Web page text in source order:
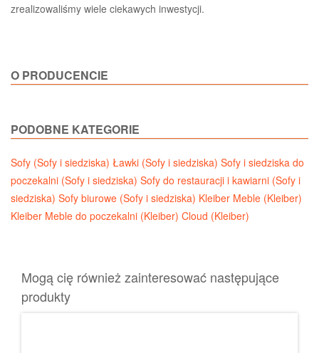
zrealizowaliśmy wiele ciekawych inwestycji.
O PRODUCENCIE
PODOBNE KATEGORIE
Sofy (Sofy i siedziska) Ławki (Sofy i siedziska) Sofy i siedziska do
poczekalni (Sofy i siedziska) Sofy do restauracji i kawiarni (Sofy i
siedziska) Sofy biurowe (Sofy i siedziska) Kleiber Meble (Kleiber)
Kleiber Meble do poczekalni (Kleiber) Cloud (Kleiber)
Mogą cię również zainteresować następujące
produkty